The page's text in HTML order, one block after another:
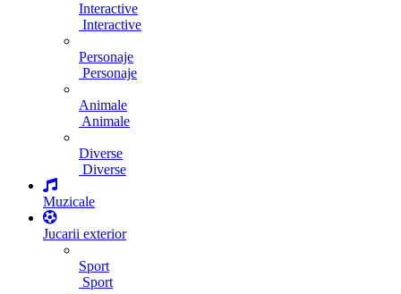
Interactive
Interactive
Personaje
Personaje
Animale
Animale
Diverse
Diverse
Muzicale
Jucarii exterior
Sport
Sport